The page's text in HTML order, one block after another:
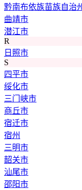
黔南布依族苗族自治
曲靖市
潜江市
R
日照市
S
四平市
绥化市
三门峡市
商丘市
宿迁市
宿州
三明市
韶关市
汕尾市
邵阳市